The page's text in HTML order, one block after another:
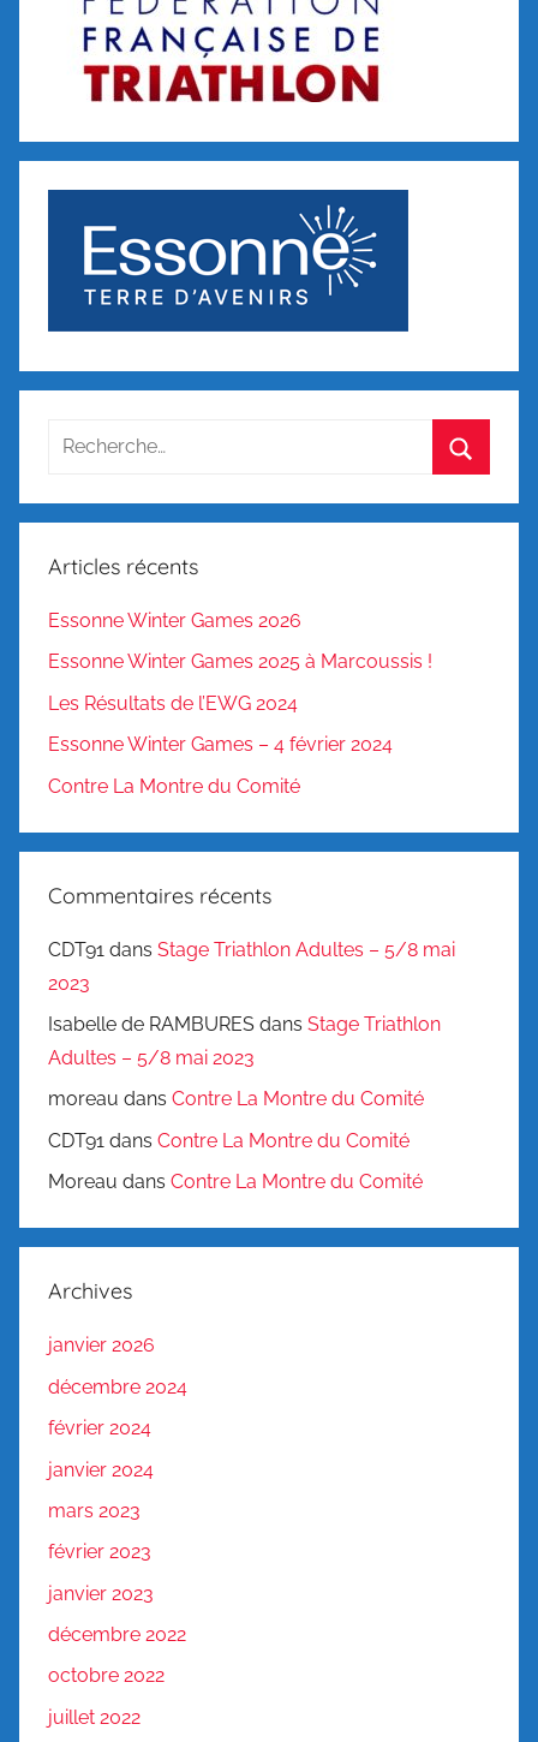
Recherche
:
Articles récents
Essonne Winter Games 2026
Essonne Winter Games 2025 à Marcoussis !
Les Résultats de l’EWG 2024
Essonne Winter Games – 4 février 2024
Contre La Montre du Comité
Commentaires récents
CDT91 dans Stage Triathlon Adultes – 5/8 mai
2023
Isabelle de RAMBURES dans Stage Triathlon
Adultes – 5/8 mai 2023
moreau dans Contre La Montre du Comité
CDT91 dans Contre La Montre du Comité
Moreau dans Contre La Montre du Comité
Archives
janvier 2026
décembre 2024
février 2024
janvier 2024
mars 2023
février 2023
janvier 2023
décembre 2022
octobre 2022
juillet 2022